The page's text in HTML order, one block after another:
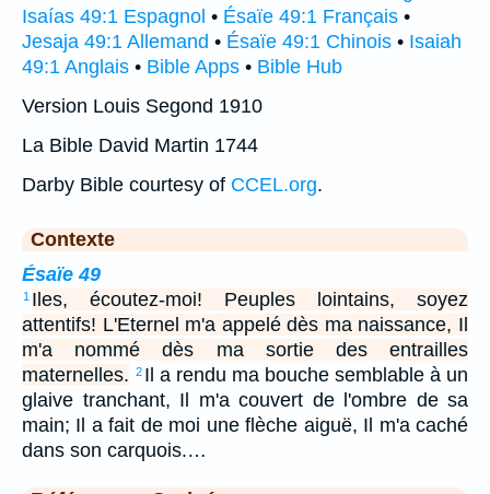
Isaías 49:1 Espagnol • Ésaïe 49:1 Français •
Jesaja 49:1 Allemand • Ésaïe 49:1 Chinois • Isaiah
49:1 Anglais • Bible Apps • Bible Hub
Version Louis Segond 1910
La Bible David Martin 1744
Darby Bible courtesy of CCEL.org.
Contexte
Ésaïe 49
1 Iles, écoutez-moi! Peuples lointains, soyez
attentifs! L'Eternel m'a appelé dès ma naissance, Il
m'a nommé dès ma sortie des entrailles
maternelles. 2 Il a rendu ma bouche semblable à un
glaive tranchant, Il m'a couvert de l'ombre de sa
main; Il a fait de moi une flèche aiguë, Il m'a caché
dans son carquois.…